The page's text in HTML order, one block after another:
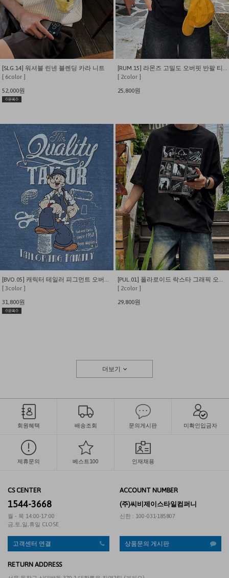
[SLG.14] 워셔블 린넨 블렌딩 카라 니트
[ 6color ]
52,000원
[RUM.15] 라몬즈 고밀도 오버핏 반팔 티셔츠
[ 2color ]
25,800원
[BVO.05] 캐릭터 테일러 피그먼트 오버핏 반팔티
[ 3color ]
31,800원
[PUL.01] 폴라로이드 락스타 그래픽 오버핏 반팔티
[ 2color ]
29,800원
더보기
회원혜택 배송조회 문의게시판 미확인입금자
제휴문의 베스트100 인재채용
CS CENTER
1544-3668
월 - 목 14:00-17:00
금,토,일,휴일 CLOSE
ACCOUNT NUMBER
(주)씨비제이스타일컴퍼니
신한 : 100-031-185807
고객센터 연결 상품문의 게시판
RETURN ADDRESS